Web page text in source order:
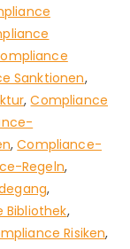
Sanktionen,
,Compliance
,Compliance-
Regeln,
,
Bibliothek,
Risiken,